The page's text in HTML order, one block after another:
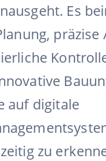
Es
präzise
auf digitale
zu